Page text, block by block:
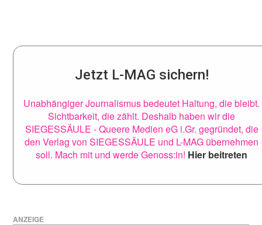
Jetzt L-MAG sichern!
Unabhängiger Journalismus bedeutet Haltung, die bleibt.
Sichtbarkeit, die zählt. Deshalb haben wir die
SIEGESSÄULE - Queere Medien eG i.Gr. gegründet, die
den Verlag von SIEGESSÄULE und L-MAG übernehmen
soll. Mach mit und werde Genoss:in! Hier beitreten
ANZEIGE